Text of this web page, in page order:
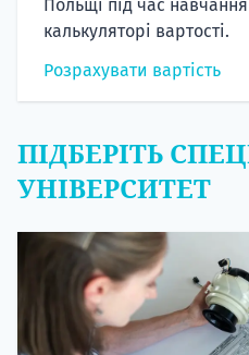
Польщі під час
калькуляторі вартості.
Розрахувати вартість
ПІДБЕРІТЬ
УНІВЕРСИТЕТ